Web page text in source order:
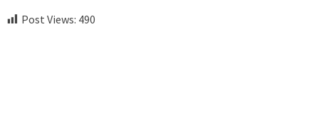
Post Views: 490